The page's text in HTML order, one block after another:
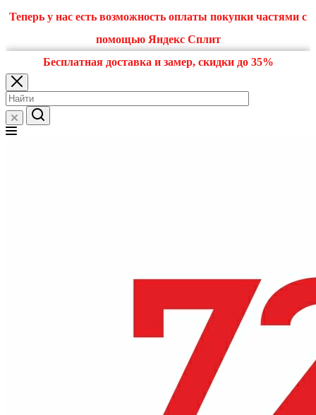
Теперь у нас есть возможность оплаты покупки частями с
помощью Яндекс Сплит
Бесплатная доставка и замер, скидки до 35%